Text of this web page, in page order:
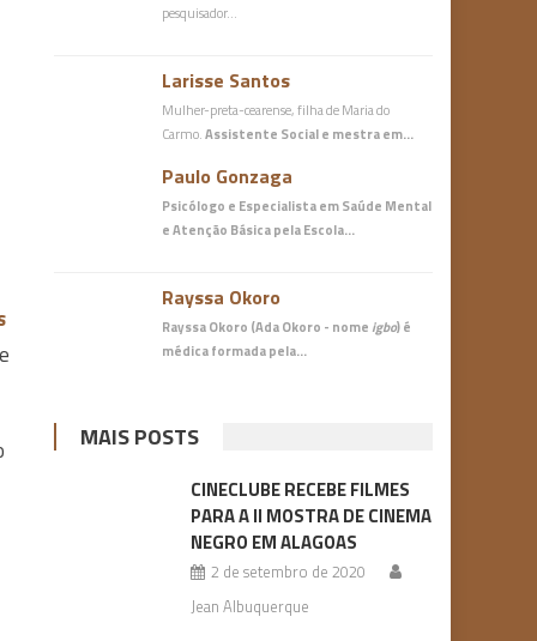
pesquisador…
Larisse Santos
Mulher-preta-cearense, filha de Maria do
Carmo.Assistente Social e mestra em…
Paulo Gonzaga
Psicólogo e Especialista em Saúde Mental
e Atenção Básicapela Escola…
Rayssa Okoro
Rayssa Okoro (Ada Okoro - nome igbo) é
médicaformada pela…
MAIS POSTS
CINECLUBE RECEBE FILMES
PARA A II MOSTRA DE CINEMA
NEGRO EM ALAGOAS
2 de setembro de 2020
Jean Albuquerque